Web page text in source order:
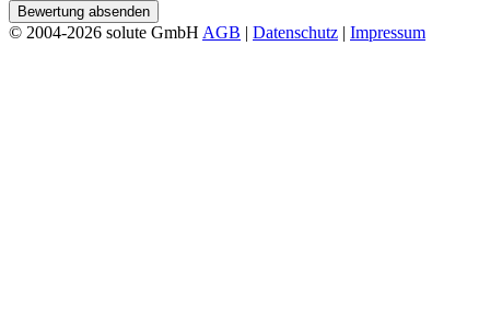
Bewertung absenden
© 2004-2026 solute GmbH AGB | Datenschutz | Impressum